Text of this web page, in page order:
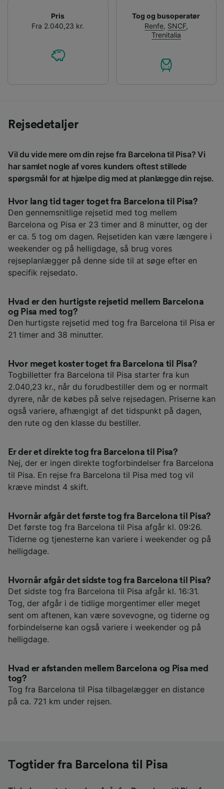
Pris
Fra 2.040,23 kr.
Tog og busoperatør
Renfe, SNCF,
Trenitalia
Rejsedetaljer
Vil du vide mere om din rejse fra Barcelona til Pisa? Vi
har samlet nogle af vores kunders oftest stillede
spørgsmål for at hjælpe dig med at planlægge din rejse.
Hvor lang tid tager toget fra Barcelona til Pisa?
Den gennemsnitlige rejsetid med tog mellem
Barcelona og Pisa er 23 timer and 8 minutter, og der
er ca. 5 tog om dagen. Rejsetiden kan være længere i
weekender og på helligdage, så brug vores
rejseplanlægger på denne side til at søge efter en
specifik rejsedato.
Hvad er den hurtigste rejsetid mellem Barcelona
og Pisa med tog?
Den hurtigste rejsetid med tog fra Barcelona til Pisa er
21 timer and 38 minutter.
Hvor meget koster toget fra Barcelona til Pisa?
Togbilletter fra Barcelona til Pisa starter fra kun
2.040,23 kr., når du forudbestiller dem og er normalt
dyrere, når de købes på selve rejsedagen. Priserne kan
også variere, afhængigt af det tidspunkt på dagen,
den rute og den klasse du bestiller.
Er der et direkte tog fra Barcelona til Pisa?
Nej, der er ingen direkte togforbindelser fra Barcelona
til Pisa. En rejse fra Barcelona til Pisa med tog vil
kræve mindst 4 skift.
Hvornår afgår det første tog fra Barcelona til Pisa?
Det første tog fra Barcelona til Pisa afgår kl. 09:26.
Tiderne og tjenesterne kan variere i weekender og på
helligdage.
Hvornår afgår det sidste tog fra Barcelona til Pisa?
Det sidste tog fra Barcelona til Pisa afgår kl. 16:31.
Tog, der afgår i de tidlige morgentimer eller meget
sent om aftenen, kan være sovevogne, og tiderne og
forbindelserne kan også variere i weekender og på
helligdage.
Hvad er afstanden mellem Barcelona og Pisa med
tog?
Tog fra Barcelona til Pisa tilbagelægger en distance
på ca. 721 km under rejsen.
Togtider fra Barcelona til Pisa